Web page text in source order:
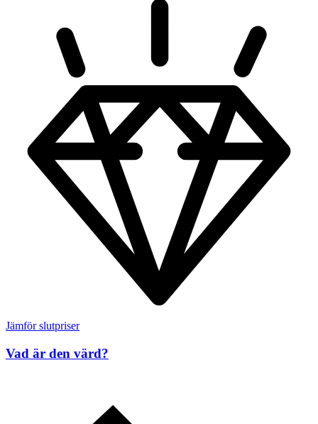
Jämför slutpriser
Vad är den värd?